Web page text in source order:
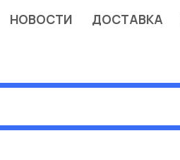
НОВОСТИ ДОСТАВКА